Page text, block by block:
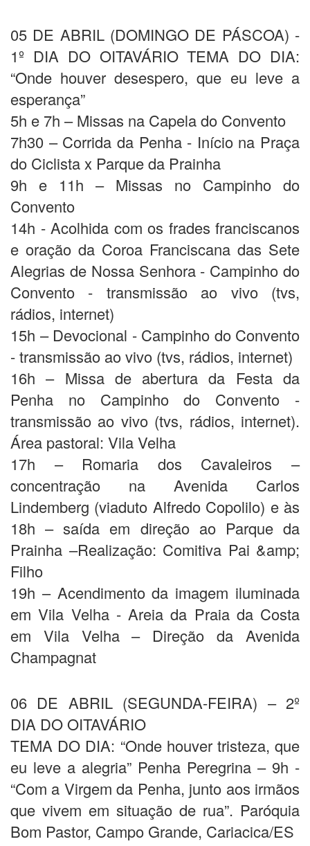
05 DE ABRIL (DOMINGO DE PÁSCOA) -
1º DIA DO OITAVÁRIO TEMA DO DIA:
“Onde houver desespero, que eu leve a
esperança”
5h e 7h – Missas na Capela do Convento
7h30 – Corrida da Penha - Início na Praça
do Ciclista x Parque da Prainha
9h e 11h – Missas no Campinho do
Convento
14h - Acolhida com os frades franciscanos
e oração da Coroa Franciscana das Sete
Alegrias de Nossa Senhora - Campinho do
Convento - transmissão ao vivo (tvs,
rádios, internet)
15h – Devocional - Campinho do Convento
- transmissão ao vivo (tvs, rádios, internet)
16h – Missa de abertura da Festa da
Penha no Campinho do Convento -
transmissão ao vivo (tvs, rádios, internet).
Área pastoral: Vila Velha
17h – Romaria dos Cavaleiros –
concentração na Avenida Carlos
Lindemberg (viaduto Alfredo Copolilo) e às
18h – saída em direção ao Parque da
Prainha –Realização: Comitiva Pai &amp;
Filho
19h – Acendimento da imagem iluminada
em Vila Velha - Areia da Praia da Costa
em Vila Velha – Direção da Avenida
Champagnat
06 DE ABRIL (SEGUNDA-FEIRA) – 2º
DIA DO OITAVÁRIO
TEMA DO DIA: “Onde houver tristeza, que
eu leve a alegria” Penha Peregrina – 9h -
“Com a Virgem da Penha, junto aos irmãos
que vivem em situação de rua”. Paróquia
Bom Pastor, Campo Grande, Cariacica/ES